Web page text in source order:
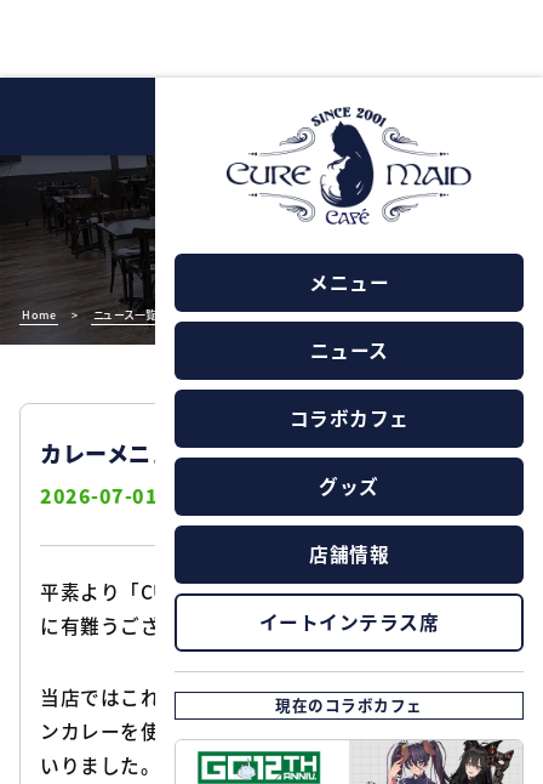
メニュー
ニュース
コラボカフェ
グッズ
店舗情報
イートインテラス席
現在のコラボカフェ
NEWS
Home > ニュース一覧 カレーメニュー価格改定のお知らせ
カレーメニュー価格改定のお知らせ
2026-07-01
平素より「CURE MAID CAFE」をご愛顧いただき誠
に有難うございます。
当店ではこれまで、石川県の名物であるチャンピオ
ンカレーを使用したカレーメニューをご提供してま
いりました。